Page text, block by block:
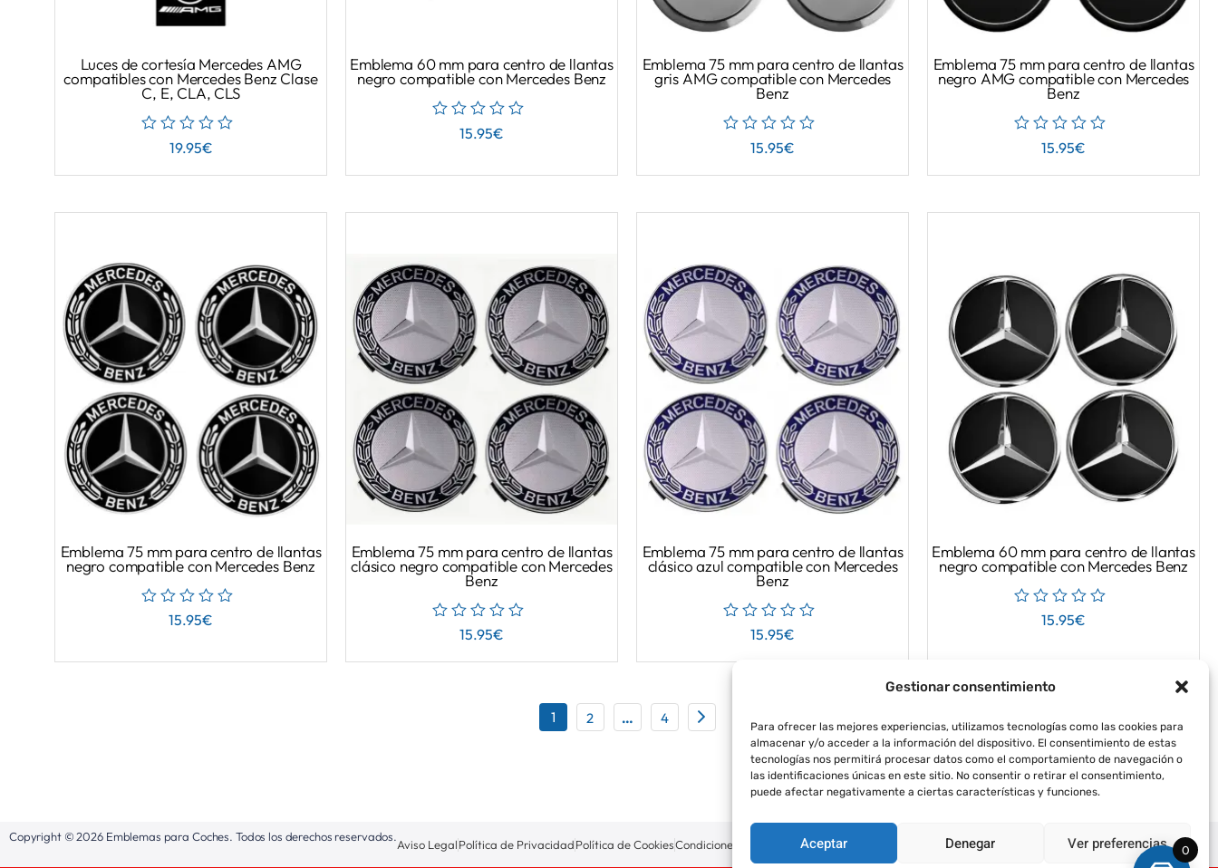
Gestionar consentimiento
Para ofrecer las mejores experiencias, utilizamos tecnologías como las cookies para
almacenar y/o acceder a la información del dispositivo. El consentimiento de estas
tecnologías nos permitirá procesar datos como el comportamiento de navegación o
las identificaciones únicas en este sitio. No consentir o retirar el consentimiento,
puede afectar negativamente a ciertas características y funciones.
Aceptar Denegar Ver preferencias
Luces de cortesía Mercedes AMG
compatibles con Mercedes Benz Clase
C, E, CLA, CLS
19.95€
Emblema 60 mm para centro de llantas
negro compatible con Mercedes Benz
15.95€
Emblema 75 mm para centro de llantas
gris AMG compatible con Mercedes
Benz
15.95€
Emblema 75 mm para centro de llantas
negro AMG compatible con Mercedes
Benz
15.95€
Emblema 75 mm para centro de llantas
negro compatible con Mercedes Benz
15.95€
Emblema 75 mm para centro de llantas
clásico negro compatible con Mercedes
Benz
15.95€
Emblema 75 mm para centro de llantas
clásico azul compatible con Mercedes
Benz
15.95€
Emblema 60 mm para centro de llantas
negro compatible con Mercedes Benz
15.95€
1 2 … 4
Copyright © 2026 Emblemas para Coches. Todos los derechos reservados.
Aviso LegalPolítica de PrivacidadPolítica de CookiesCondiciones de CompraPolítica de Envío y Devoluciones 0